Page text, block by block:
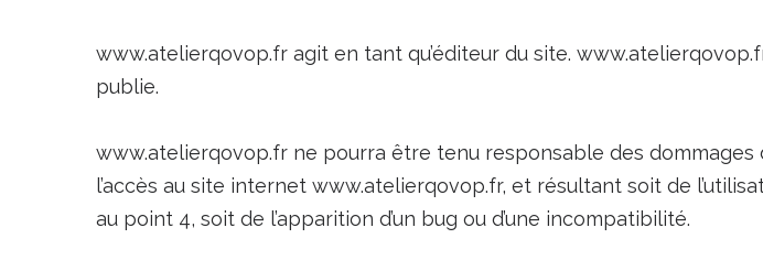
www.atelierqovop.fr agit en tant qu’éditeur du site.
publie.
www.atelierqovop.fr ne pourra être tenu responsable des dommages
l’accès au site internet www.atelierqovop.fr, et résultant soit de
au point 4, soit de l’apparition d’un bug ou d’une incompatibilité.